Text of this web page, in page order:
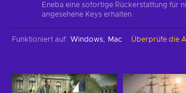
Eneba eine sofortige Rückerstattung für
angesehene Keys erhalten.
Funktioniert auf: Windows Mac Überprüfe die